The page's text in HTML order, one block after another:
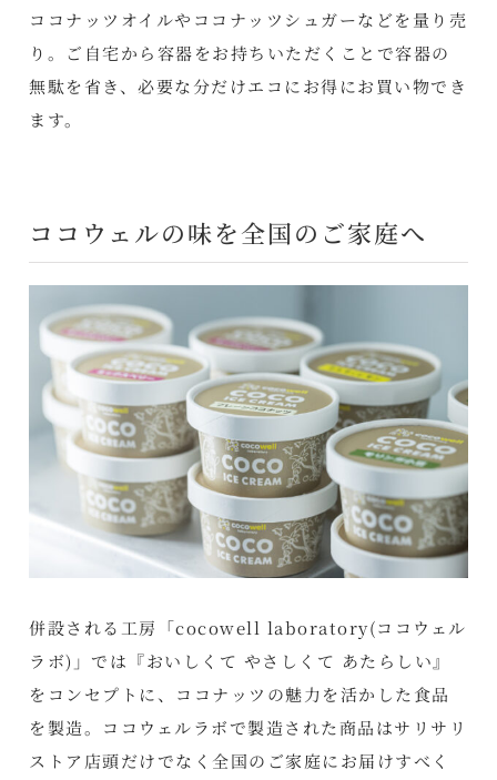
ココナッツオイルやココナッツシュガーなどを量り売
り。ご自宅から容器をお持ちいただくことで容器の
無駄を省き、必要な分だけエコにお得にお買い物でき
ます。
ココウェルの味を全国のご家庭へ
併設される工房「cocowell laboratory(ココウェル
ラボ)」では『おいしくて やさしくて あたらしい』
をコンセプトに、ココナッツの魅力を活かした食品
を製造。ココウェルラボで製造された商品はサリサリ
ストア店頭だけでなく全国のご家庭にお届けすべく